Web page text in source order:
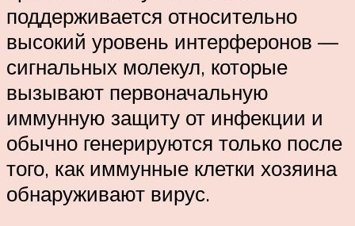
поддерживается относительно
высокий уровень интерферонов —
сигнальных молекул, которые
вызывают первоначальную
иммунную защиту от инфекции и
обычно генерируются только после
того, как иммунные клетки хозяина
обнаруживают вирус.